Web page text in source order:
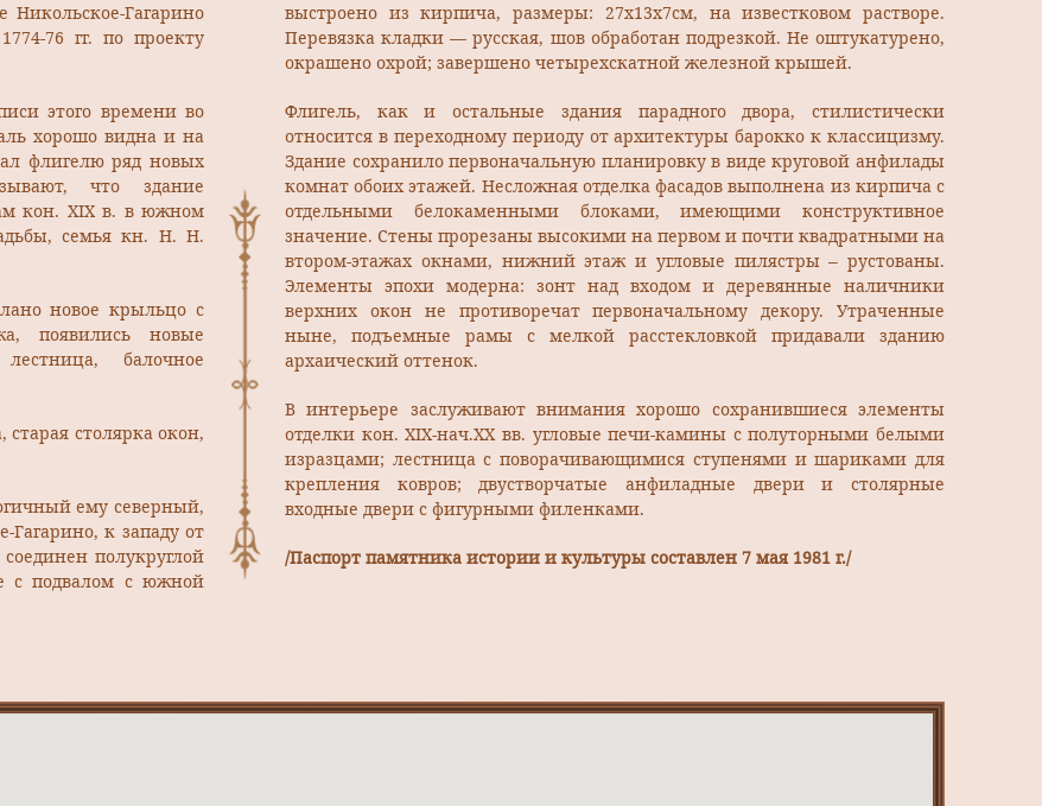
Гагарино
76 гг. по проекту
этого времени во
хорошо видна и на
флигелю ряд новых
что здание
кон. XIX в. в южном
семья кн. Н. Н.
новое крыльцо с
появились новые
балочное
столярка окон,
ему северный,
Гагарино, к западу от
полукруглой
с подвалом с южной
выстроено из кирпича, размеры: 27x13x7см, на известковом растворе.
Перевязка кладки — русская, шов обработан подрезкой. Не оштукатурено,
окрашено охрой; завершено четырехскатной железной крышей.
Флигель, как и остальные здания парадного двора, стилистически
относится в переходному периоду от архитектуры барокко к классицизму.
Здание сохранило первоначальную планировку в виде круговой анфилады
комнат обоих этажей. Несложная отделка фасадов выполнена из кирпича с
отдельными белокаменными блоками, имеющими конструктивное
значение. Стены прорезаны высокими на первом и почти квадратными на
втором-этажах окнами, нижний этаж и угловые пилястры – рустованы.
Элементы эпохи модерна: зонт над входом и деревянные наличники
верхних окон не противоречат первоначальному декору. Утраченные
ныне, подъемные рамы с мелкой расстекловкой придавали зданию
архаический оттенок.
В интерьере заслуживают внимания хорошо сохранившиеся элементы
отделки кон. ХIХ-нач.ХХ вв. угловые печи-камины с полуторными белыми
изразцами; лестница с поворачивающимися ступенями и шариками для
крепления ковров; двустворчатые анфиладные двери и столярные
входные двери с фигурными филенками.
/Паспорт памятника истории и культуры составлен 7 мая 1981 г./